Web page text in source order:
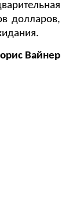
долларов,
Вайнер